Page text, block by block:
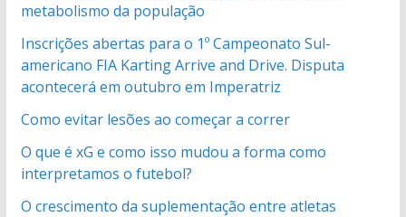
metabolismo da população
Inscrições abertas para o 1º Campeonato Sul-
americano FIA Karting Arrive and Drive. Disputa
acontecerá em outubro em Imperatriz
Como evitar lesões ao começar a correr
O que é xG e como isso mudou a forma como
interpretamos o futebol?
O crescimento da suplementação entre atletas